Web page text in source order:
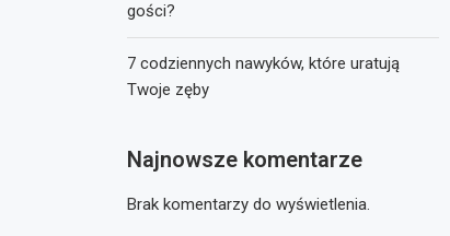
gości?
7 codziennych nawyków, które uratują
Twoje zęby
Najnowsze komentarze
Brak komentarzy do wyświetlenia.